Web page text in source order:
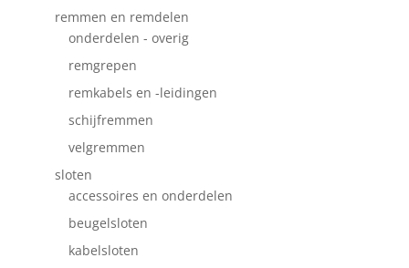
remmen en remdelen
onderdelen - overig
remgrepen
remkabels en -leidingen
schijfremmen
velgremmen
sloten
accessoires en onderdelen
beugelsloten
kabelsloten